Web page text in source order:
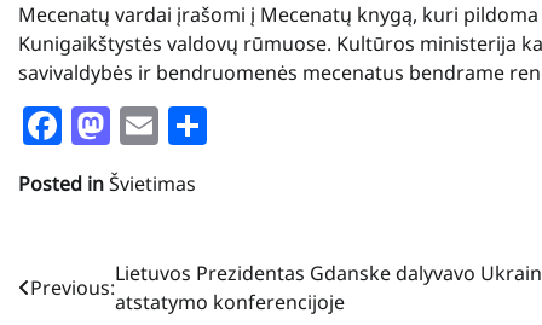
Mecenatų vardai įrašomi į Mecenatų knygą, kuri
Kunigaikštystės valdovų rūmuose. Kultūros ministerija
savivaldybės ir bendruomenės mecenatus bendrame
Facebook
Mastodon
Email
Posted inŠvietimas
Navigacija
Previous:
Lietuvos Prezidentas Gdanske dalyvavo
atstatymo konferencijoje